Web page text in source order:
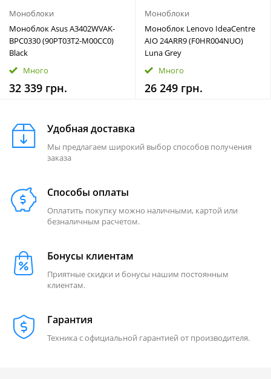
Моноблоки
Моноблок Asus A3402WVAK-
BPC0330 (90PT03T2-M00CC0)
Black
Много
32 339 грн.
Моноблоки
Моноблок Lenovo IdeaCentre
AIO 24ARR9 (F0HR004NUO)
Luna Grey
Много
26 249 грн.
Удобная доставка
Мы предлагаем широкий выбор способов получения
заказа
Способы оплаты
Оплатить покупку можно наличными, картой или
безналичным расчетом.
Бонусы клиентам
Приятные скидки и бонусы нашим постоянным
клиентам.
Гарантия
Техника с официальной гарантией от производителя.